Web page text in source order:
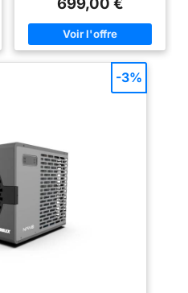
BTU Classe énergétique en
refroidissement : A++ Classe
énergétique en chauffage : A+
-3%